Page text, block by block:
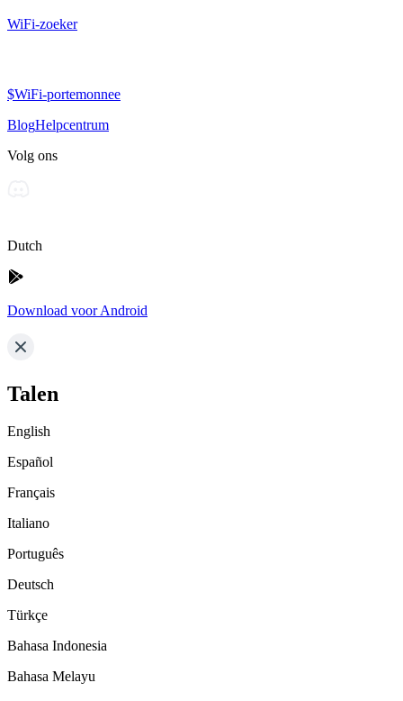
WiFi-zoeker
$WiFi-portemonnee
BlogHelpcentrum
Volg ons
Dutch
Download voor Android
Talen
English
Español
Français
Italiano
Português
Deutsch
Türkçe
Bahasa Indonesia
Bahasa Melayu